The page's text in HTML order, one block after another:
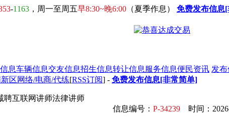
-1163 ，周一至周五早8:30~晚6:00 （夏季作息） 免费发布信息
息车辆信息交友信息招生信息转让信息 服务信息便民资讯 发布
区网络/电商/代练[RSS订阅] - 免费发布信息[非常简单]
聘互联网讲师法律讲师
信息编号： P-34239 时间：